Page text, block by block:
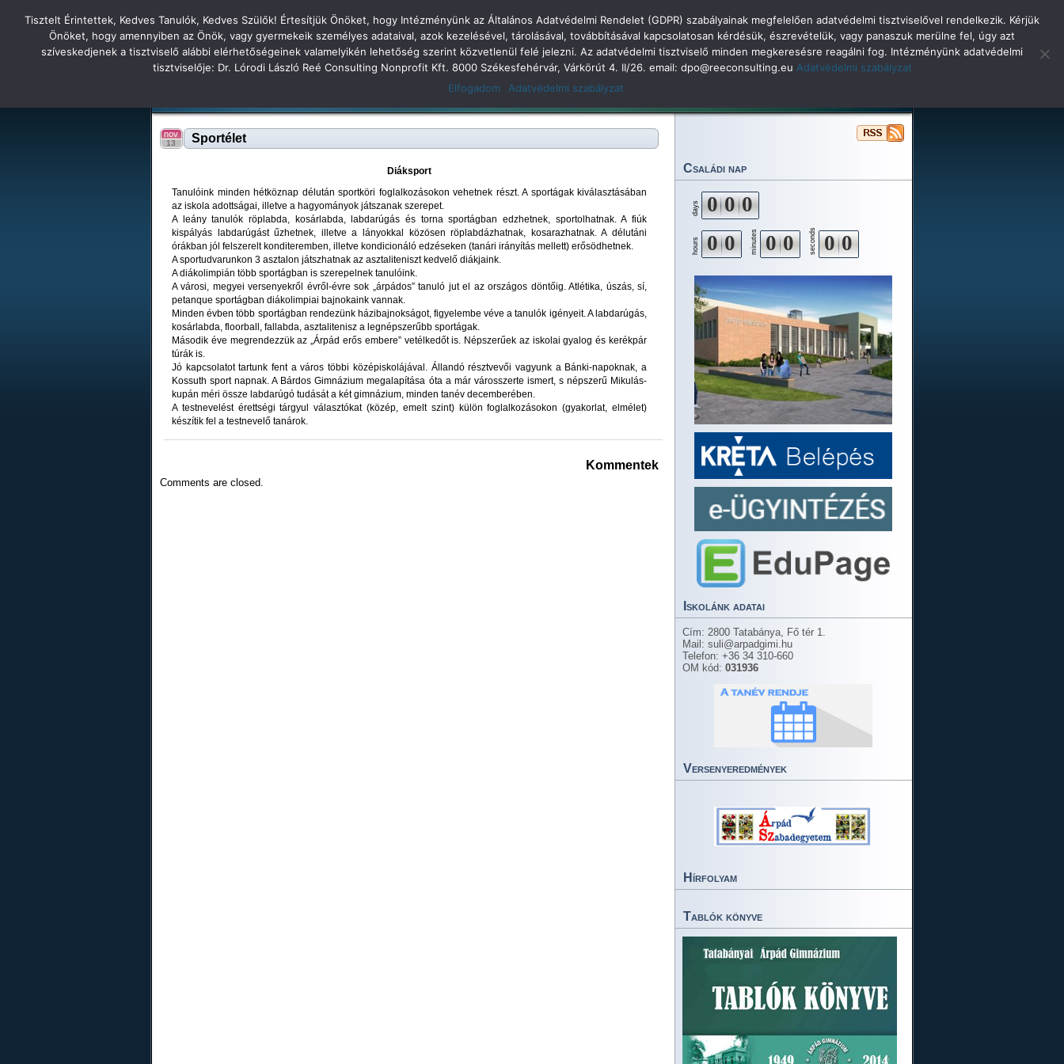
Főoldal Hírek Tudás Állandóság Gondolkodás
Tatabányai Árpád Gimnázium 2
Sportélet
nov
13
Diáksport
Tanulóink minden hétköznap délután sportköri foglalkozásokon vehetnek részt. A sportágak kiválasztásában
az iskola adottságai, illetve a hagyományok játszanak szerepet.
A leány tanulók röplabda, kosárlabda, labdarúgás és torna sportágban edzhetnek, sportolhatnak. A fiúk
kispályás labdarúgást űzhetnek, illetve a lányokkal közösen röplabdázhatnak, kosarazhatnak. A délutáni
órákban jól felszerelt konditeremben, illetve kondicionáló edzéseken (tanári irányítás mellett) erősödhetnek.
A sportudvarunkon 3 asztalon játszhatnak az asztaliteniszt kedvelő diákjaink.
A diákolimpián több sportágban is szerepelnek tanulóink.
A városi, megyei versenyekről évről-évre sok „árpádos” tanuló jut el az országos döntőig. Atlétika, úszás, sí,
petanque sportágban diákolimpiai bajnokaink vannak.
Minden évben több sportágban rendezünk házibajnokságot, figyelembe véve a tanulók igényeit. A labdarúgás,
kosárlabda, floorball, fallabda, asztalitenisz a legnépszerűbb sportágak.
Második éve megrendezzük az „Árpád erős embere” vetélkedőt is. Népszerűek az iskolai gyalog és kerékpár
túrák is.
Jó kapcsolatot tartunk fent a város többi középiskolájával. Állandó résztvevői vagyunk a Bánki-napoknak, a
Kossuth sport napnak. A Bárdos Gimnázium megalapítása óta a már városszerte ismert, s népszerű Mikulás-
kupán méri össze labdarúgó tudását a két gimnázium, minden tanév decemberében.
A testnevelést érettségi tárgyul választókat (közép, emelt szint) külön foglalkozásokon (gyakorlat, elmélet)
készítik fel a testnevelő tanárok.
Kommentek
Comments are closed.
Tatabányai Árpád Gimnázium 2
Családi nap
days 0 0 0
hours 0 0 minutes 0 0 seconds 0 0
Iskolánk adatai
Cím: 2800 Tatabánya, Fő tér 1.
Mail: suli@arpadgimi.hu
Telefon: +36 34 310-660
OM kód: 031936
Versenyeredmények
Hírfolyam
Tablók könyve
Tisztelt Érintettek, Kedves Tanulók, Kedves Szülők! Értesítjük Önöket, hogy Intézményünk az Általános Adatvédelmi Rendelet (GDPR) szabályainak megfelelően adatvédelmi tisztviselővel rendelkezik. Kérjük
Önöket, hogy amennyiben az Önök, vagy gyermekeik személyes adataival, azok kezelésével, tárolásával, továbbításával kapcsolatosan kérdésük, észrevételük, vagy panaszuk merülne fel, úgy azt
szíveskedjenek a tisztviselő alábbi elérhetőségeinek valamelyikén lehetőség szerint közvetlenül felé jelezni. Az adatvédelmi tisztviselő minden megkeresésre reagálni fog. Intézményünk adatvédelmi
tisztviselője: Dr. Lórodi László Reé Consulting Nonprofit Kft. 8000 Székesfehérvár, Várkörút 4. II/26. email: dpo@reeconsulting.eu Adatvédelmi szabályzat
Elfogadom
Adatvédelmi szabályzat